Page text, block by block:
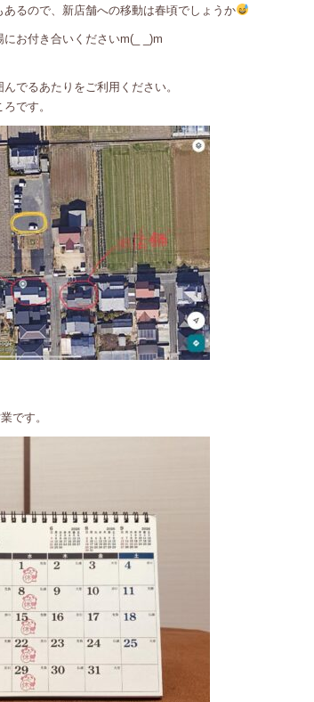
るので、新店舗への移動は春頃でしょうか
お付き合いくださいm(_ _)m
でるあたりをご利用ください。
です。
です。